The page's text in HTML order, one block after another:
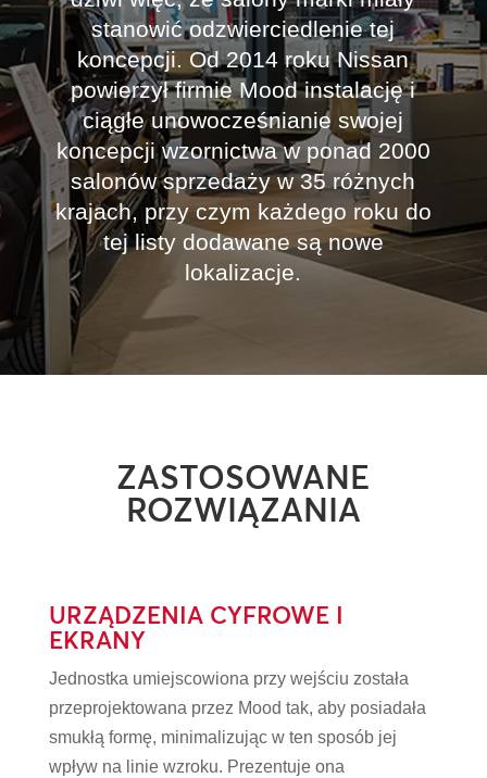
stanowić odzwierciedlenie tej
koncepcji. Od 2014 roku Nissan
powierzył firmie Mood instalację i
ciągłe unowocześnianie swojej
koncepcji wzornictwa w ponad 2000
salonów sprzedaży w 35 różnych
krajach, przy czym każdego roku do
tej listy dodawane są nowe
lokalizacje.
ZASTOSOWANE
ROZWIĄZANIA
URZĄDZENIA CYFROWE I
EKRANY
Jednostka umiejscowiona przy wejściu została
przeprojektowana przez Mood tak, aby posiadała
smukłą formę, minimalizując w ten sposób jej
wpływ na linie wzroku. Prezentuje ona